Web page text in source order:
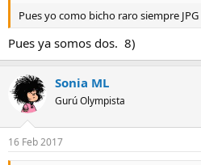
Pues yo como bicho raro siempre JPG
Pues ya somos dos. 8)
Sonia ML
Gurú Olympista
16 Feb 2017